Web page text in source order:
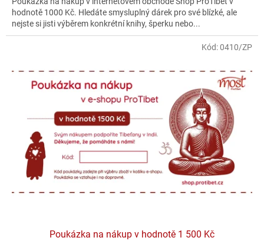
hodnotě 1000 Kč. Hledáte smysluplný dárek pro své blízké, ale
nejste si jisti výběrem konkrétní knihy, šperku nebo...
Poukázka na nákup v hodnotě 1 500 Kč
Kód:0410/ZP